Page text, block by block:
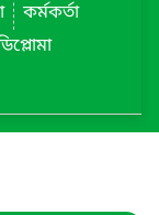
কর্মকর্তা